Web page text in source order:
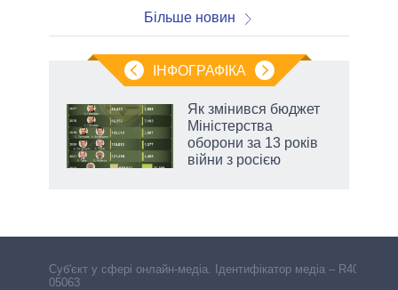
Більше новин
ІНФОГРАФІКА
Як змінився бюджет
Міністерства
оборони за 13 років
війни з росією
Cуб'єкт у сфері онлайн-медіа. Ідентифікатор медіа – R40-
05063